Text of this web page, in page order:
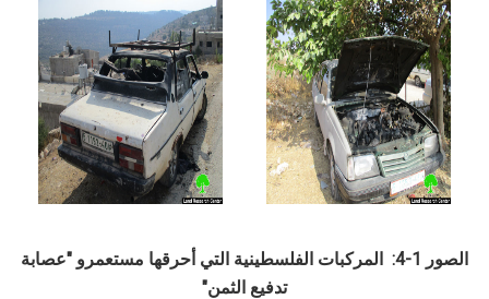
الصور 1-4: المركبات الفلسطينية التي أحرقها مستعمرو "عصابة
تدفيع الثمن"